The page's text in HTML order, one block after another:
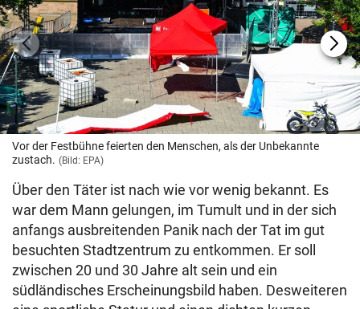
Vor der Festbühne feierten den Menschen, als der Unbekannte
zustach. (Bild: EPA)
Über den Täter ist nach wie vor wenig bekannt. Es
war dem Mann gelungen, im Tumult und in der sich
anfangs ausbreitenden Panik nach der Tat im gut
besuchten Stadtzentrum zu entkommen. Er soll
zwischen 20 und 30 Jahre alt sein und ein
südländisches Erscheinungsbild haben. Desweiteren